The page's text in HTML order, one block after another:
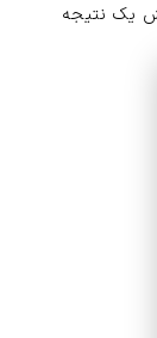
یک نتیجه